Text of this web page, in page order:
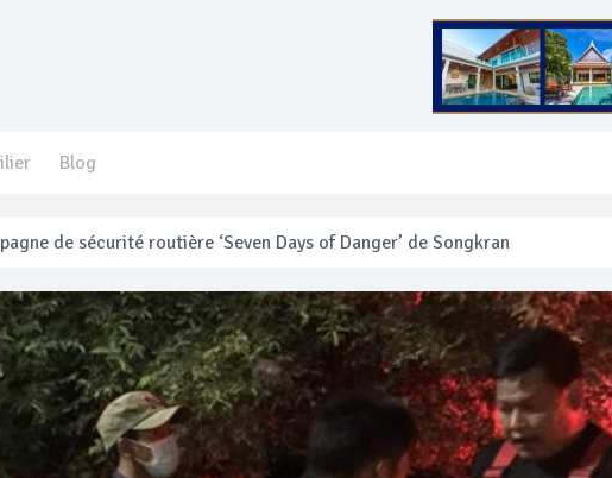
Blog
français blessé en se faisant arracher son collier en or
Peranakan Festival
Eye’ assurera la sécurité pendant Songkran
augmente les prix des bateaux vers Koh Phi Phi et des excursions en mer
de sécurité routière ‘Seven Days of Danger’ de Songkran